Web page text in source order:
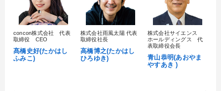
組織を強化したい 財務・数字力の向上
社長の姿勢を学びたい 新事業・新商品づくり
社員研修を行いたい 経営体系を学びたい
concon株式会社 代表
取締役 CEO
髙橋史好(たかはし
ふみこ)
株式会社雨風太陽 代表
取締役社長
高橋博之(たかはし
ひろゆき)
株式会社サイエンス
ホールディングス 代
表取締役会長
青山恭明(あおやま
やすあき )